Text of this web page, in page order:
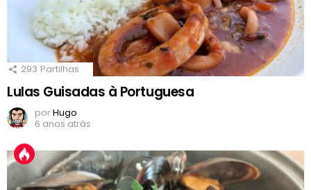
293 Partilhas
Lulas Guisadas à Portuguesa
porHugo
6 anos atrás